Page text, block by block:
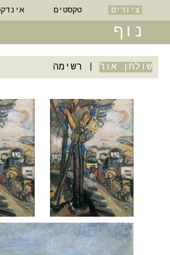
ציורים טקסטים
נוף
שולחן אור רשימה